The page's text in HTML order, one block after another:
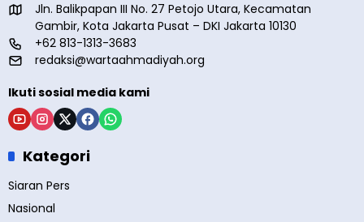
Jln. Balikpapan III No. 27 Petojo Utara, Kecamatan
Gambir, Kota Jakarta Pusat – DKI Jakarta 10130
+62 813-1313-3683
redaksi@wartaahmadiyah.org
Ikuti sosial media kami
Kategori
Siaran Pers
Nasional